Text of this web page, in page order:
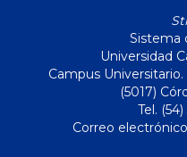
Sistema
Universidad
Campus
(5017)
Tel.
Correo